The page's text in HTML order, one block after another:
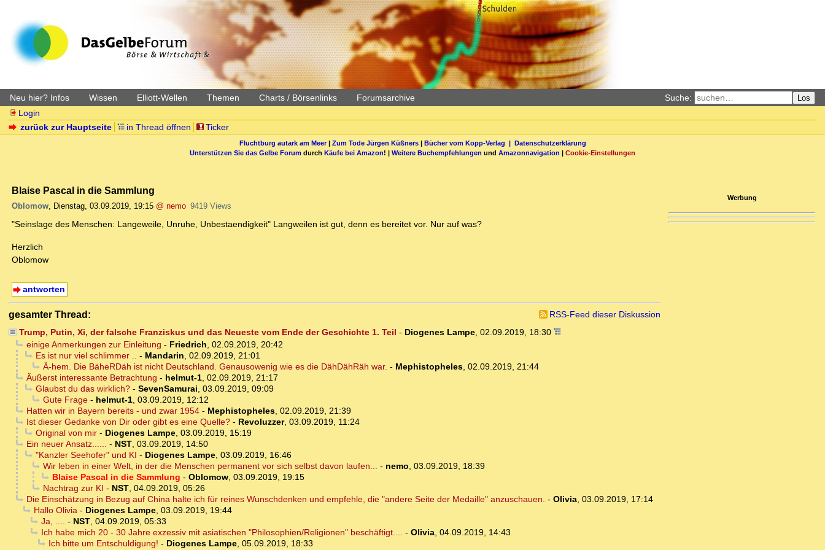
Neu hier? Infos Wissen Elliott-Wellen Themen Charts / Börsenlinks Forumsarchive Suche: Los
Login
zurück zur Hauptseite
in Thread öffnen Ticker
Fluchtburg autark am Meer| Zum Tode Jürgen Küßners| Bücher vom Kopp-Verlag | Datenschutzerklärung
Unterstützen Sie das Gelbe Forum durch Käufe bei Amazon! | Weitere Buchempfehlungen und Amazonnavigation | Cookie-Einstellungen
Blaise Pascal in die Sammlung
Oblomow, Dienstag, 03.09.2019, 19:15 @ nemo 9419 Views
"Seinslage des Menschen: Langeweile, Unruhe, Unbestaendigkeit" Langweilen ist gut, denn es bereitet vor. Nur auf was?
Herzlich
Oblomow
antworten
gesamter Thread:
RSS-Feed dieser Diskussion
Trump, Putin, Xi, der falsche Franziskus und das Neueste vom Ende der Geschichte 1. Teil - Diogenes Lampe, 02.09.2019, 18:30
einige Anmerkungen zur Einleitung - Friedrich, 02.09.2019, 20:42
Es ist nur viel schlimmer .. - Mandarin, 02.09.2019, 21:01
Ä-hem. Die BäheRDäh ist nicht Deutschland. Genausowenig wie es die DähDähRäh war. - Mephistopheles, 02.09.2019, 21:44
Äußerst interessante Betrachtung - helmut-1, 02.09.2019, 21:17
Glaubst du das wirklich?- SevenSamurai, 03.09.2019, 09:09
Gute Frage- helmut-1, 03.09.2019, 12:12
Hatten wir in Bayern bereits - und zwar 1954- Mephistopheles, 02.09.2019, 21:39
Ist dieser Gedanke von Dir oder gibt es eine Quelle?- Revoluzzer, 03.09.2019, 11:24
Original von mir- Diogenes Lampe, 03.09.2019, 15:19
Ein neuer Ansatz...... - NST, 03.09.2019, 14:50
"Kanzler Seehofer" und KI - Diogenes Lampe, 03.09.2019, 16:46
Wir leben in einer Welt, in der die Menschen permanent vor sich selbst davon laufen... - nemo, 03.09.2019, 18:39
Blaise Pascal in die Sammlung - Oblomow, 03.09.2019, 19:15
Nachtrag zur KI - NST, 04.09.2019, 05:26
Die Einschätzung in Bezug auf China halte ich für reines Wunschdenken und empfehle, die "andere Seite der Medaille" anzuschauen. - Olivia, 03.09.2019, 17:14
Hallo Olivia- Diogenes Lampe, 03.09.2019, 19:44
Ja, .... - NST, 04.09.2019, 05:33
Ich habe mich 20 - 30 Jahre exzessiv mit asiatischen "Philosophien/Religionen" beschäftigt.... - Olivia, 04.09.2019, 14:43
Ich bitte um Entschuldigung! - Diogenes Lampe, 05.09.2019, 18:33
Werbung